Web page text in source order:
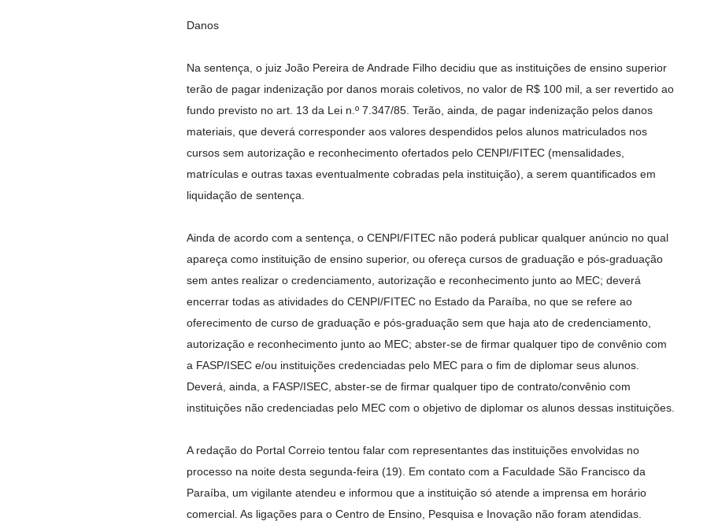
Danos
Na sentença, o juiz João Pereira de Andrade Filho decidiu que as instituições de ensino superior
terão de pagar indenização por danos morais coletivos, no valor de R$ 100 mil, a ser revertido ao
fundo previsto no art. 13 da Lei n.º 7.347/85. Terão, ainda, de pagar indenização pelos danos
materiais, que deverá corresponder aos valores despendidos pelos alunos matriculados nos
cursos sem autorização e reconhecimento ofertados pelo CENPI/FITEC (mensalidades,
matrículas e outras taxas eventualmente cobradas pela instituição), a serem quantificados em
liquidação de sentença.
Ainda de acordo com a sentença, o CENPI/FITEC não poderá publicar qualquer anúncio no qual
apareça como instituição de ensino superior, ou ofereça cursos de graduação e pós-graduação
sem antes realizar o credenciamento, autorização e reconhecimento junto ao MEC; deverá
encerrar todas as atividades do CENPI/FITEC no Estado da Paraíba, no que se refere ao
oferecimento de curso de graduação e pós-graduação sem que haja ato de credenciamento,
autorização e reconhecimento junto ao MEC; abster-se de firmar qualquer tipo de convênio com
a FASP/ISEC e/ou instituições credenciadas pelo MEC para o fim de diplomar seus alunos.
Deverá, ainda, a FASP/ISEC, abster-se de firmar qualquer tipo de contrato/convênio com
instituições não credenciadas pelo MEC com o objetivo de diplomar os alunos dessas instituições.
A redação do Portal Correio tentou falar com representantes das instituições envolvidas no
processo na noite desta segunda-feira (19). Em contato com a Faculdade São Francisco da
Paraíba, um vigilante atendeu e informou que a instituição só atende a imprensa em horário
comercial. As ligações para o Centro de Ensino, Pesquisa e Inovação não foram atendidas.